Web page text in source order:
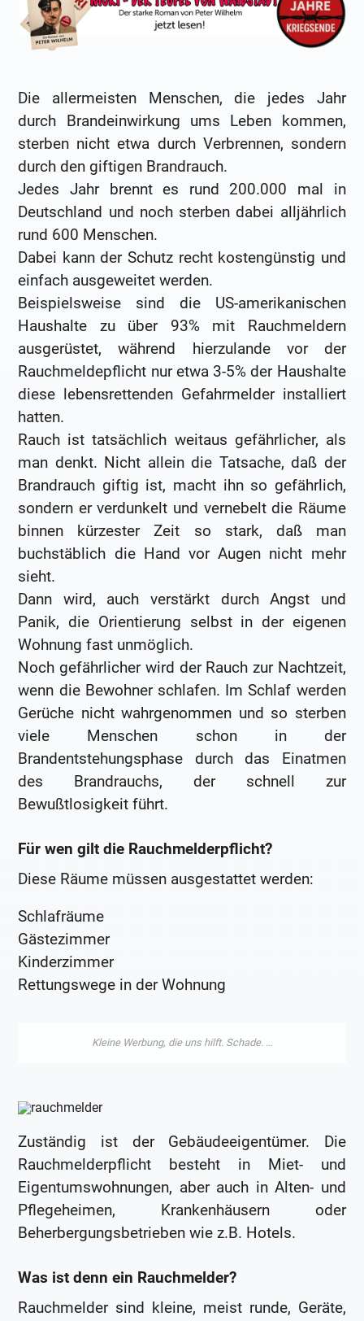
Die allermeisten Menschen, die jedes Jahr
durch Brandeinwirkung ums Leben kommen,
sterben nicht etwa durch Verbrennen, sondern
durch den giftigen Brandrauch.
Jedes Jahr brennt es rund 200.000 mal in
Deutschland und noch sterben dabei alljährlich
rund 600 Menschen.
Dabei kann der Schutz recht kostengünstig und
einfach ausgeweitet werden.
Beispielsweise sind die US-amerikanischen
Haushalte zu über 93% mit Rauchmeldern
ausgerüstet, während hierzulande vor der
Rauchmeldepflicht nur etwa 3-5% der Haushalte
diese lebensrettenden Gefahrmelder installiert
hatten.
Rauch ist tatsächlich weitaus gefährlicher, als
man denkt. Nicht allein die Tatsache, daß der
Brandrauch giftig ist, macht ihn so gefährlich,
sondern er verdunkelt und vernebelt die Räume
binnen kürzester Zeit so stark, daß man
buchstäblich die Hand vor Augen nicht mehr
sieht.
Dann wird, auch verstärkt durch Angst und
Panik, die Orientierung selbst in der eigenen
Wohnung fast unmöglich.
Noch gefährlicher wird der Rauch zur Nachtzeit,
wenn die Bewohner schlafen. Im Schlaf werden
Gerüche nicht wahrgenommen und so sterben
viele Menschen schon in der
Brandentstehungsphase durch das Einatmen
des Brandrauchs, der schnell zur
Bewußtlosigkeit führt.
Für wen gilt die Rauchmelderpflicht?
Diese Räume müssen ausgestattet werden:
Schlafräume
Gästezimmer
Kinderzimmer
Rettungswege in der Wohnung
Zuständig ist der Gebäudeeigentümer. Die
Rauchmelderpflicht besteht in Miet- und
Eigentumswohnungen, aber auch in Alten- und
Pflegeheimen, Krankenhäusern oder
Beherbergungsbetrieben wie z.B. Hotels.
Was ist denn ein Rauchmelder?
Rauchmelder sind kleine, meist runde, Geräte,